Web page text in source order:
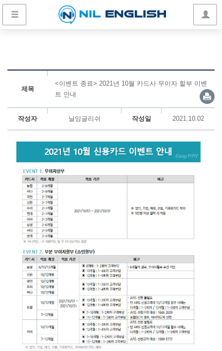
제목
<이벤트 종료> 2021년 10월 카드사 무이자 할부 이벤
트 안내
작성자 닐잉글리쉬 작성일 2021.10.02